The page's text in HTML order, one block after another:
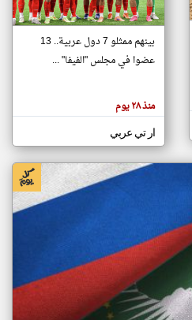
تغيير الدولة
اخبار جزر القمر على مدار الساعة
أهم اخبار جزر القمر العاجلة والمباشرة
بينهم ممثلو 7 دول عربية.. 13
عضوا في مجلس "الفيفا" ...
منذ ٢٨ يوم
ار تي عربي
klyoum.com